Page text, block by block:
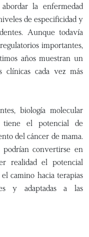
la enfermedad
de especificidad y
Aunque todavía
importantes,
años muestran un
clínicas cada vez más
biología molecular
tiene el potencial de
del cáncer de mama.
podrían convertirse en
realidad el potencial
camino hacia terapias
y adaptadas a las